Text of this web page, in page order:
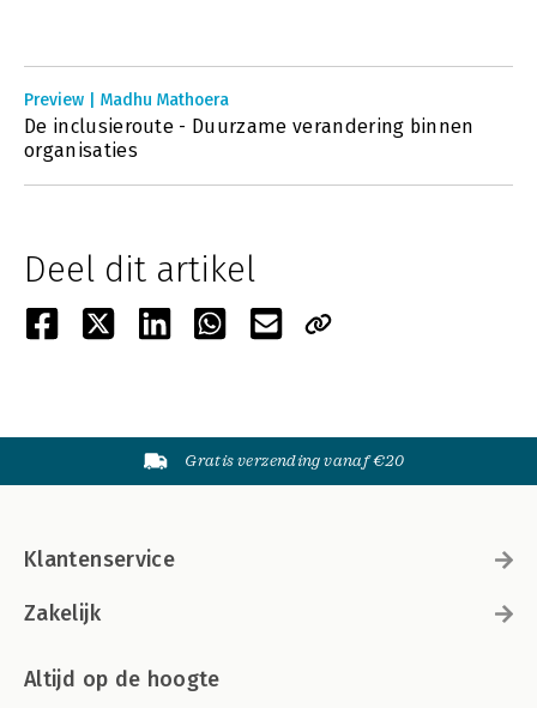
Preview | Madhu Mathoera
De inclusieroute - Duurzame verandering binnen
organisaties
Deel dit artikel
Gratis verzending vanaf €20
Klantenservice
Zakelijk
Altijd op de hoogte